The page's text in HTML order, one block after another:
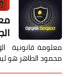
معلومة قانونية
محمود الطاهر هو